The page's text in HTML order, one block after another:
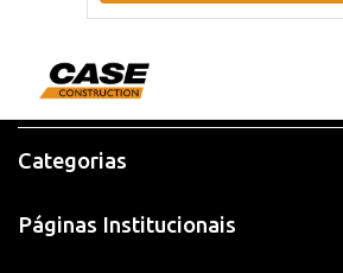
Categorias
Páginas Institucionais